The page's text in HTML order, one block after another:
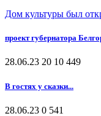
Дом культуры был
проект губернатора
28.06.23 20 10 449
В гостях у сказки...
28.06.23 0 541